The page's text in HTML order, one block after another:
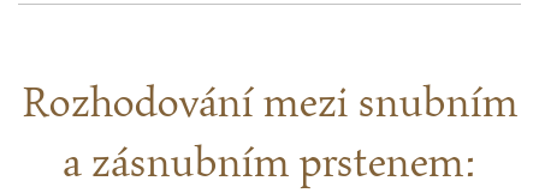
Rozhodování mezi snubním
a zásnubním prstenem: